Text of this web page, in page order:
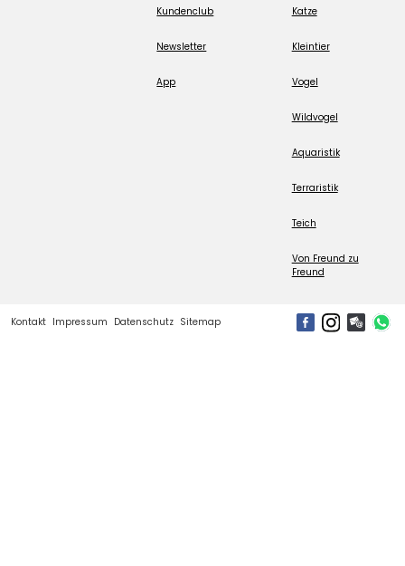
Kundenclub
Newsletter
App
Katze
Kleintier
Vogel
Wildvogel
Aquaristik
Terraristik
Teich
Von Freund zu
Freund
Kontakt Impressum Datenschutz Sitemap